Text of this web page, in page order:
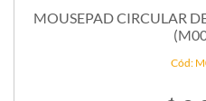
MOUSEPAD CIRCULAR
Cód: